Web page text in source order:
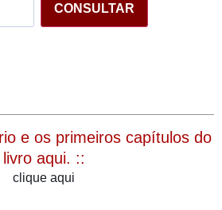
CONSULTAR
e os primeiros capítulos do
livro aqui. ::
clique aqui